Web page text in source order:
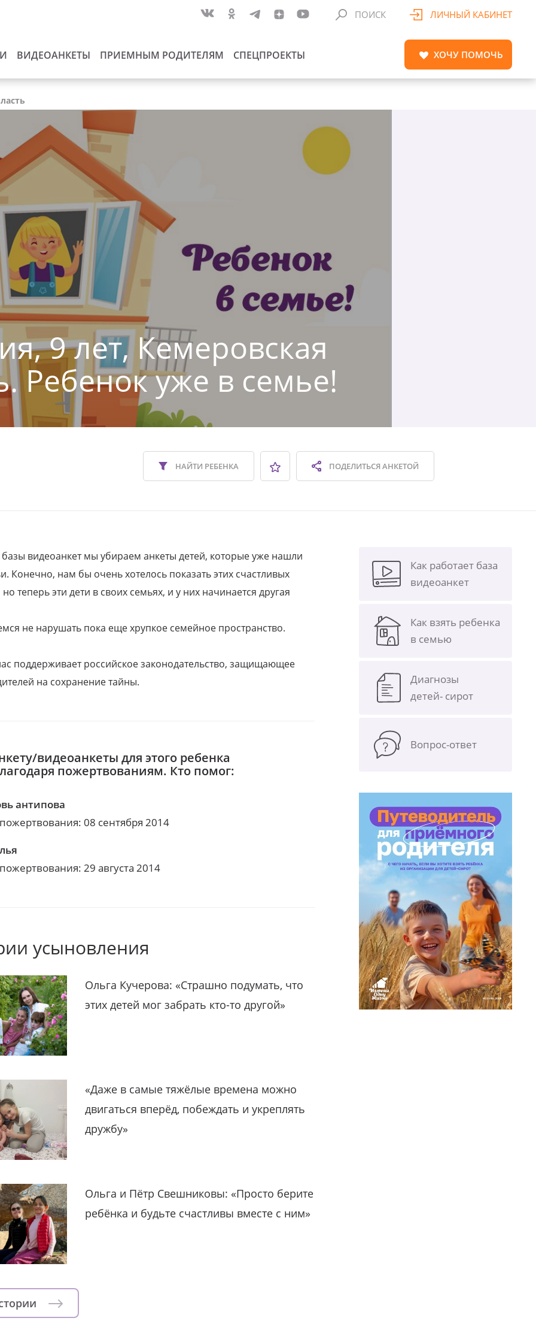
ВИДЕОАНКЕТЫ ПРИЕМНЫМ РОДИТЕЛЯМ СПЕЦПРОЕКТЫ
ПОИСК ЛИЧНЫЙ КАБИНЕТ
ХОЧУ ПОМОЧЬ
9 лет, Кемеровская
Ребенок уже в семье!
ПОДЕЛИТЬСЯАНКЕТОЙ
НАЙТИ РЕБЕНКА
видеоанкет мы убираем анкеты детей, которые уже нашли
Конечно, нам бы очень хотелось показать этих счастливых
теперь эти дети в своих семьях, и у них начинается другая
не нарушать пока еще хрупкое семейное пространство.
поддерживает российское законодательство, защищающее
на сохранение тайны.
видеоанкеты для этого ребенка
пожертвованиям. Кто помог:
антипова
08 сентября 2014
29 августа 2014
усыновления
Ольга Кучерова: «Страшно подумать, что
этих детей мог забрать кто-то другой»
«Даже в самые тяжёлые времена можно
двигаться вперёд, побеждать и укреплять
дружбу»
Ольга и Пётр Свешниковы: «Просто берите
ребёнка и будьте счастливы вместе с ним»
Как работает база
видеоанкет
Как взять ребенка
в семью
Диагнозы
детей- сирот
Вопрос-ответ